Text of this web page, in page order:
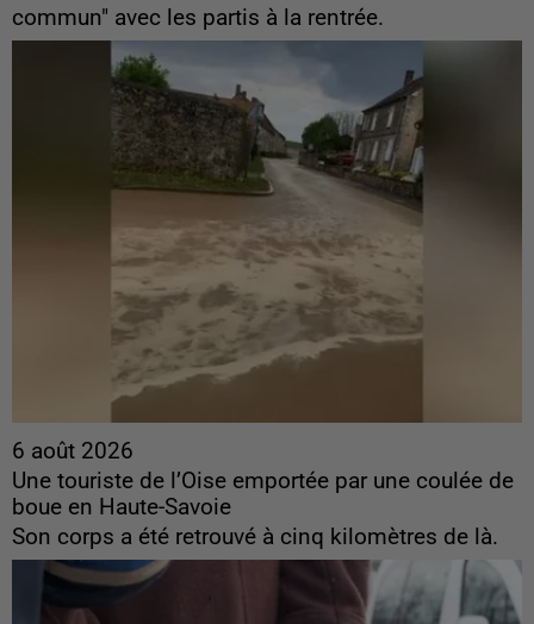
commun" avec les partis à la rentrée.
6 août 2026
Une touriste de l’Oise emportée par une coulée de
boue en Haute-Savoie
Son corps a été retrouvé à cinq kilomètres de là.